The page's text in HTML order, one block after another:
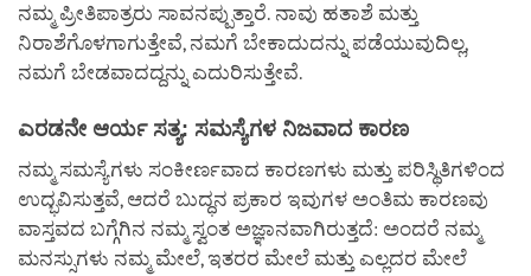
ನಮ್ಮ ಪ್ರೀತಿಪಾತ್ರರು ಸಾವನಪ್ಪುತ್ತಾರೆ. ನಾವು ಹತಾಶೆ ಮತ್ತು
ನಿರಾಶೆಗೊಳಗಾಗುತ್ತೇವೆ, ನಮಗೆ ಬೇಕಾದುದನ್ನು ಪಡೆಯುವುದಿಲ್ಲ,
ನಮಗೆ ಬೇಡವಾದದ್ದನ್ನು ಎದುರಿಸುತ್ತೇವೆ.
ಎರಡನೇ ಆರ್ಯ ಸತ್ಯ: ಸಮಸ್ಯೆಗಳ ನಿಜವಾದ ಕಾರಣ
ನಮ್ಮ ಸಮಸ್ಯೆಗಳು ಸಂಕೀರ್ಣವಾದ ಕಾರಣಗಳು ಮತ್ತು ಪರಿಸ್ಥಿತಿಗಳಿಂದ
ಉದ್ಭವಿಸುತ್ತವೆ, ಆದರೆ ಬುದ್ಧನ ಪ್ರಕಾರ ಇವುಗಳ ಅಂತಿಮ ಕಾರಣವು
ವಾಸ್ತವದ ಬಗ್ಗೆಗಿನ ನಮ್ಮ ಸ್ವಂತ ಅಜ್ಞಾನವಾಗಿರುತ್ತದೆ: ಅಂದರೆ ನಮ್ಮ
ಮನಸ್ಸುಗಳು ನಮ್ಮ ಮೇಲೆ, ಇತರರ ಮೇಲೆ ಮತ್ತು ಎಲ್ಲದರ ಮೇಲೆ